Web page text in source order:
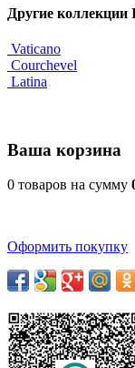
Другие
Vaticano
Courchevel
Latina
Ваша корзина
0 товаров на сумму
Оформить покупку